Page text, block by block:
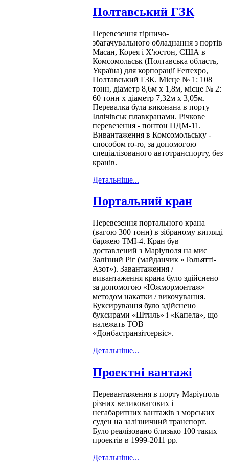
Полтавський ГЗК
Перевезення гірничо-
збагачувального обладнання з портів
Масан, Корея і Х'юстон, США в
Комсомольськ (Полтавська область,
Україна) для корпорації Ferrexpo,
Полтавський ГЗК. Місце № 1: 108
тонн, діаметр 8,6м х 1,8м, місце № 2:
60 тонн х діаметр 7,32м х 3,05м.
Перевалка була виконана в порту
Іллічівськ плавкранами. Річкове
перевезення - понтон ПДМ-11.
Вивантаження в Комсомольську -
способом ro-ro, за допомогою
спеціалізованого автотранспорту, без
кранів.
Детальніше...
Портальний кран
Перевезення портального крана
(вагою 300 тонн) в зібраному вигляді
баржею ТМІ-4. Кран був
доставлений з Маріуполя на мис
Залізний Ріг (майданчик «Тольятті-
Азот»). Завантаження /
вивантаження крана було здійснено
за допомогою «Южмормонтаж»
методом накатки / викочування.
Буксирування було здійснено
буксирами «Штиль» і «Капела», що
належать ТОВ
«Донбастранзітсервіс».
Детальніше...
Проектні вантажі
Перевантаження в порту Маріуполь
різних великовагових і
негабаритних вантажів з морських
суден на залізничний транспорт.
Було реалізовано близько 100 таких
проектів в 1999-2011 рр.
Детальніше...